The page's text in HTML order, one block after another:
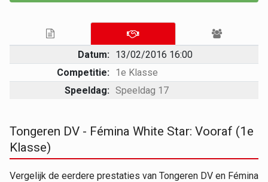
Datum: 13/02/2016 16:00
Competitie: 1e Klasse
Speeldag: Speeldag 17
Tongeren DV - Fémina White Star: Vooraf (1e
Klasse)
Vergelijk de eerdere prestaties van Tongeren DV en Fémina